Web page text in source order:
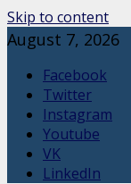
Skip to content
August 7, 2026
Facebook
Twitter
Instagram
Youtube
VK
LinkedIn